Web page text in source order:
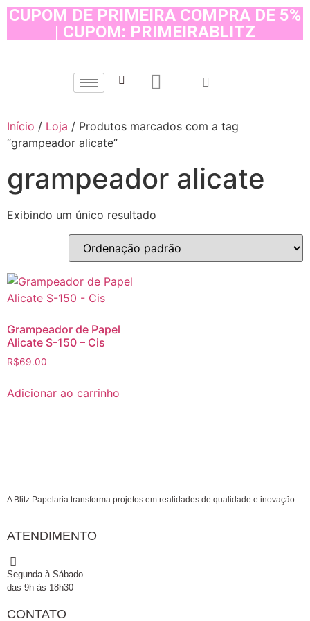
CUPOM DE PRIMEIRA COMPRA DE 5%
| CUPOM: PRIMEIRABLITZ
Início / Loja / Produtos marcados com a tag
“grampeador alicate”
grampeador alicate
Exibindo um único resultado
Grampeador de Papel
Alicate S-150 – Cis
R$69.00
Adicionar ao carrinho
A Blitz Papelaria transforma projetos em realidades de qualidade e inovação
ATENDIMENTO
Segunda à Sábado
das 9h às 18h30
CONTATO